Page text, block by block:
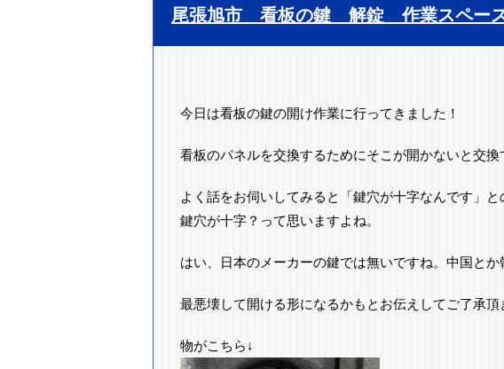
尾張旭市 看板の鍵 解錠 作業スペー
今日は看板の鍵の開け作業に行ってきました！
看板のパネルを交換するためにそこが開かないと交
よく話をお伺いしてみると「鍵穴が十字なんです」と
鍵穴が十字？って思いますよね。
はい、日本のメーカーの鍵では無いですね。中国とか
最悪壊して開ける形になるかもとお伝えしてご了承頂
物がこちら↓